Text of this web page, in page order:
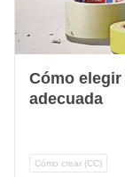
Cómo
adecuada
Cómo crear (CC)